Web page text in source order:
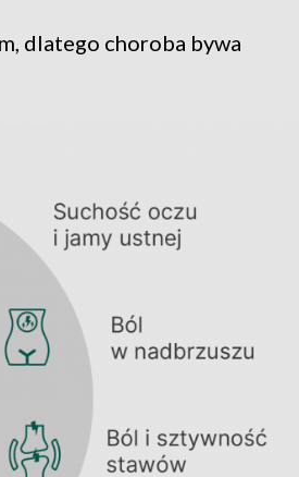
dlatego choroba bywa